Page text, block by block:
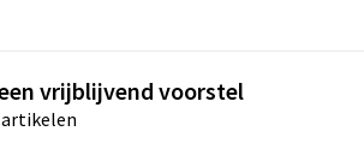
vrijblijvend voorstel